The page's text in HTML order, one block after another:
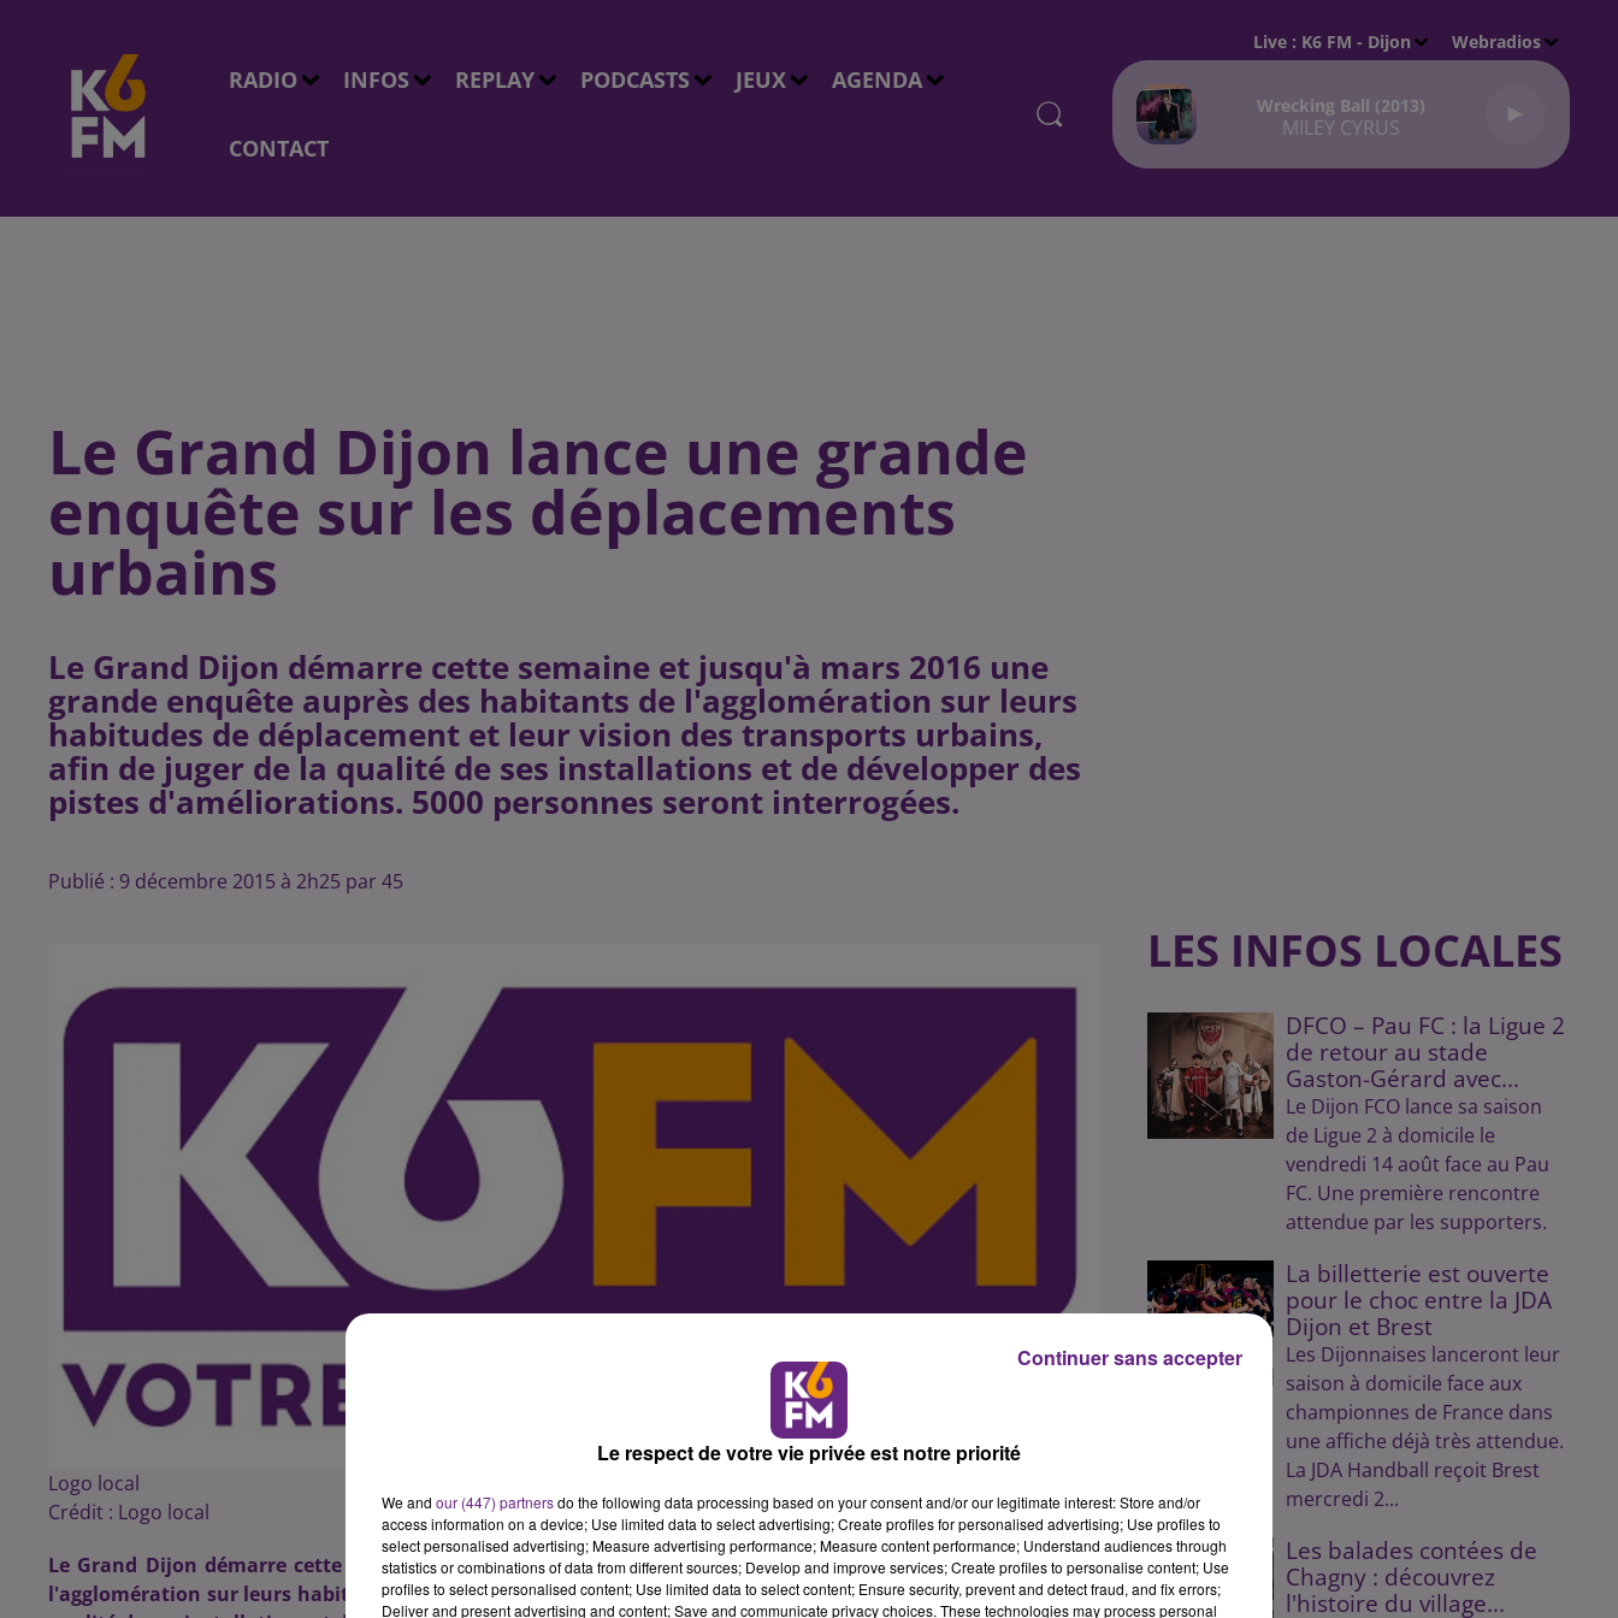
RADIO INFOS REPLAY PODCASTS JEUX AGENDA
CONTACT
Live : K6 FM - Dijon Webradios
Wrecking Ball (2013)
MILEY CYRUS
Le Grand Dijon lance une grande
enquête sur les déplacements
urbains
Le Grand Dijon démarre cette semaine et jusqu'à mars 2016 une
grande enquête auprès des habitants de l'agglomération sur leurs
habitudes de déplacement et leur vision des transports urbains,
afin de juger de la qualité de ses installations et de développer des
Publié : 9 décembre 2015 à 2h25 par 45
Logo local
Crédit : Logo local
Le Grand Dijon démarre cette semaine et jusqu'à mars 2016 une grande enquête auprès des habitants de
l'agglomération sur leurs habitudes de déplacement et leur vision des transports urbains, afin de juger de la
LES INFOS LOCALES
DFCO – Pau FC : la Ligue 2
de retour au stade
Gaston-Gérard avec...
Le Dijon FCO lance sa saison
de Ligue 2 à domicile le
vendredi 14 août face au Pau
FC. Une première rencontre
attendue par les supporters.
La billetterie est ouverte
pour le choc entre la JDA
Dijon et Brest
Les Dijonnaises lanceront leur
saison à domicile face aux
championnes de France dans
une affiche déjà très attendue.
La JDA Handball reçoit Brest
mercredi 2...
Les balades contées de
Chagny : découvrez
l'histoire du village...
Le respect de votre vie privée est notre priorité
We and our (447) partnersdo the following data processing based on your consent and/or our legitimate interest: Store and/or
access information on a device; Use limited data to select advertising; Create profiles for personalised advertising; Use profiles to
select personalised advertising; Measure advertising performance; Measure content performance; Understand audiences through
statistics or combinations of data from different sources; Develop and improve services; Create profiles to personalise content; Use
profiles to select personalised content; Use limited data to select content; Ensure security, prevent and detect fraud, and fix errors;
Deliver and present advertising and content; Save and communicate privacy choices. These technologies may process personal
Continuer sans accepter